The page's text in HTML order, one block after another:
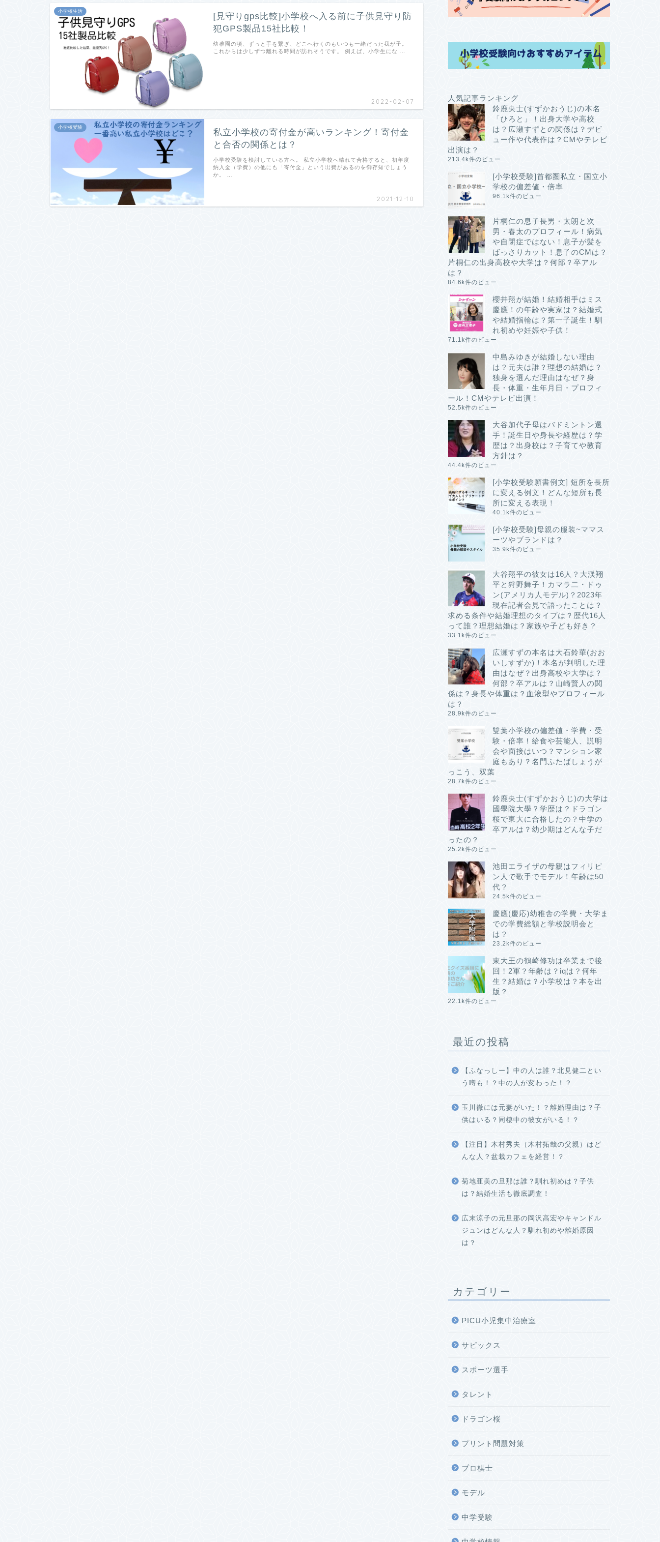
小学校生活
[見守りgps比較]小学校へ入る前に子供見守り防
犯GPS製品15社比較！
2022-02-07
幼稚園の頃、ずっと手を繋ぎ、どこへ行くのもいつも一緒だった我が子。
これからは少しずつ離れる時間が訪れそうです。 例えば、小学生にな …
小学校受験
私立小学校の寄付金が高いランキング！寄付金
と合否の関係とは？
2021-12-10
小学校受験を検討している方へ。 私立小学校へ晴れて合格すると、初年度
納入金（学費）の他にも「寄付金」という出費があるのを御存知でしょう
か。 …
人気記事ランキング
鈴鹿央士(すずかおうじ)の本名
「ひろと」！出身大学や高校
は？広瀬すずとの関係は？デビ
ュー作や代表作は？CMやテレビ
出演は？
213.4k件のビュー
[小学校受験]首都圏私立・国立小
学校の偏差値・倍率
96.1k件のビュー
片桐仁の息子長男・太朗と次
男・春太のプロフィール！病気
や自閉症ではない！息子が髪を
ばっさりカット！息子のCMは？
片桐仁の出身高校や大学は？何部？卒アル
は？
84.6k件のビュー
櫻井翔が結婚！結婚相手はミス
慶應！の年齢や実家は？結婚式
や結婚指輪は？第一子誕生！馴
れ初めや妊娠や子供！
71.1k件のビュー
中島みゆきが結婚しない理由
は？元夫は誰？理想の結婚は？
独身を選んだ理由はなぜ？身
長・体重・生年月日・プロフィ
ール！CMやテレビ出演！
52.5k件のビュー
大谷加代子母はバドミントン選
手！誕生日や身長や経歴は？学
歴は？出身校は？子育てや教育
方針は？
44.4k件のビュー
[小学校受験願書例文] 短所を長所
に変える例文！どんな短所も長
所に変える表現！
40.1k件のビュー
[小学校受験]母親の服装~ママス
ーツやブランドは？
35.9k件のビュー
大谷翔平の彼女は16人？大渓翔
平と狩野舞子！カマラ二・ドゥ
ン(アメリカ人モデル)？2023年
現在記者会見で語ったことは？
求める条件や結婚理想のタイプは？歴代16人
って誰？理想結婚は？家族や子ども好き？
33.1k件のビュー
広瀬すずの本名は大石鈴華(おお
いしすずか)！本名が判明した理
由はなぜ？出身高校や大学は？
何部？卒アルは？山崎賢人の関
係は？身長や体重は？血液型やプロフィール
は？
28.9k件のビュー
雙葉小学校の偏差値・学費・受
験・倍率！給食や芸能人、説明
会や面接はいつ？マンション家
庭もあり？名門ふたばしょうが
っこう、双葉
28.7k件のビュー
鈴鹿央士(すずかおうじ)の大学は
國學院大學？学歴は？ドラゴン
桜で東大に合格したの？中学の
卒アルは？幼少期はどんな子だ
ったの？
25.2k件のビュー
池田エライザの母親はフィリピ
ン人で歌手でモデル！年齢は50
代？
24.5k件のビュー
慶應(慶応)幼稚舎の学費・大学ま
での学費総額と学校説明会と
は？
23.2k件のビュー
東大王の鶴崎修功は卒業まで後
回！2軍？年齢は？iqは？何年
生？結婚は？小学校は？本を出
版？
22.1k件のビュー
最近の投稿
【ふなっしー】中の人は誰？北見健二とい
う噂も！？中の人が変わった！？
玉川徹には元妻がいた！？離婚理由は？子
供はいる？同棲中の彼女がいる！？
【注目】木村秀夫（木村拓哉の父親）はど
んな人？盆栽カフェを経営！？
菊地亜美の旦那は誰？馴れ初めは？子供
は？結婚生活も徹底調査！
広末涼子の元旦那の岡沢高宏やキャンドル
ジュンはどんな人？馴れ初めや離婚原因
は？
カテゴリー
PICU小児集中治療室
サピックス
スポーツ選手
タレント
ドラゴン桜
プリント問題対策
プロ棋士
モデル
中学受験